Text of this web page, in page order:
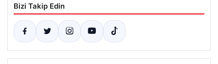
Bizi Takip Edin